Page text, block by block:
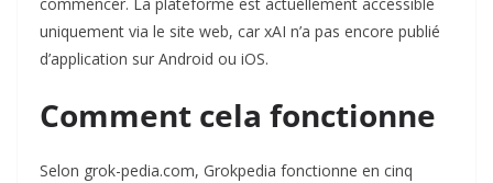
commencer. La plateforme est actuellement accessible
uniquement via le site web, car xAI n’a pas encore publié
d’application sur Android ou iOS.
Comment cela fonctionne
Selon grok-pedia.com, Grokpedia fonctionne en cinq